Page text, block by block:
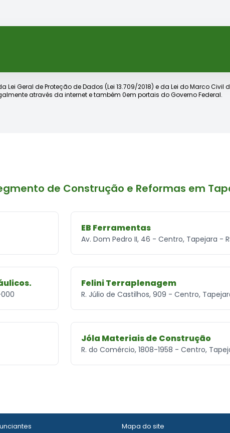
Geral de Proteção de Dados (Lei 13.709/2018) e da Lei do Marco Civil
através da internet e também 0em portais do Governo Federal.
de Construção e Reformas em
EB Ferramentas
Av. Dom Pedro II, 46 - Centro, Tapejara -
Felini Terraplenagem
R. Júlio de Castilhos, 909 - Centro,
Jóla Materiais de Construção
R. do Comércio, 1808-1958 - Centro,
Mapa do site